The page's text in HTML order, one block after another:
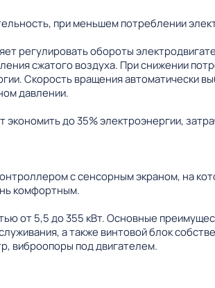
при меньшем потреблении
регулировать обороты
сжатого воздуха. При снижении
Скорость вращения автоматически
давлении.
до 35% электроэнергии,
с сенсорным экраном, на
комфортным.
от 5,5 до 355 кВт. Основные
а также винтовой блок
виброопоры под двигателем.